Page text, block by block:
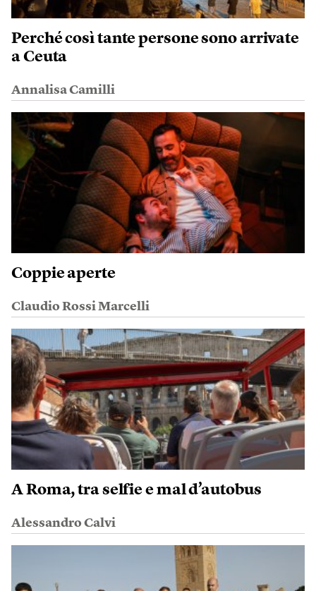
Perché così tante persone sono arrivate
a Ceuta
Annalisa Camilli
Coppie aperte
Claudio Rossi Marcelli
A Roma, tra selfie e mal d’autobus
Alessandro Calvi